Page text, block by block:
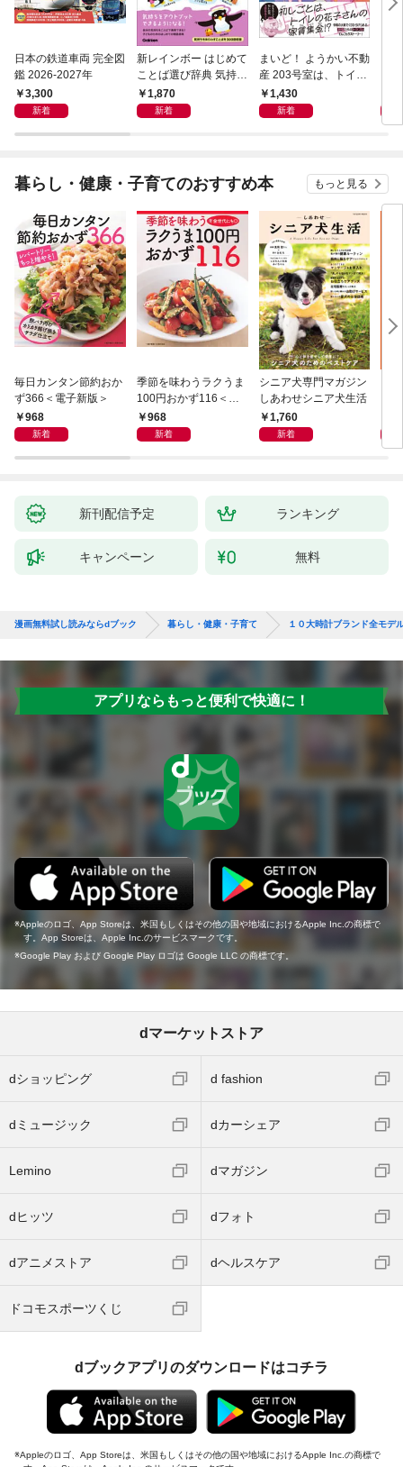
日本の鉄道車両 完全図
鑑 2026-2027年
3,300
新着
新レインボー はじめて
ことば選び辞典 気持ち
のことば
1,870
新着
まいど！ ようかい不動
産 203号室は、トイレ
の花子さんの部屋？
1,430
新着
暮らし・健康・子育てのおすすめ本 もっと見る
毎日カンタン節約おか
ず366＜電子新版＞
968
新着
季節を味わうラクうま
100円おかず116＜電
子新版＞
968
新着
シニア犬専門マガジン
しあわせシニア犬生活
1,760
新着
新刊配信予定 ランキング
キャンペーン 無料
漫画無料試し読みならdブック 暮らし・健康・子育て １０大時計ブランド全モデ
アプリならもっと便利で快適に！
Appleのロゴ、App Storeは、米国もしくはその他の国や地域におけるApple Inc.の商標で
す。App Storeは、Apple Inc.のサービスマークです。
Google Play および Google Play ロゴは Google LLC の商標です。
dマーケットストア
dショッピング d fashion
dミュージック dカーシェア
Lemino dマガジン
dヒッツ dフォト
dアニメストア dヘルスケア
ドコモスポーツくじ
dブックアプリのダウンロードはコチラ
Appleのロゴ、App Storeは、米国もしくはその他の国や地域におけるApple Inc.の商標で